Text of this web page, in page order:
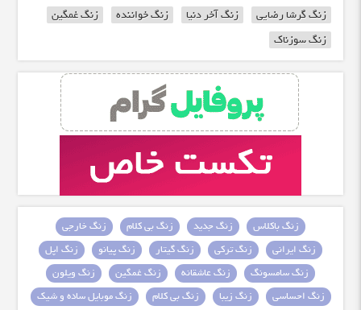
زنگ گرشا رضایی زنگ آخر دنیا زنگ خواننده
زنگ غمگین
زنگ سوزناک
زنگ باکلاس زنگ جدید زنگ بی کلام
زنگ خارجی
زنگ ایرانی
زنگ ترکی زنگ گیتار زنگ پیانو
زنگ اپل
زنگ سامسونگ
زنگ عاشقانه زنگ غمگین
زنگ ویلون
زنگ احساسی
زنگ زیبا زنگ بی کلام
زنگ موبایل ساده و شیک